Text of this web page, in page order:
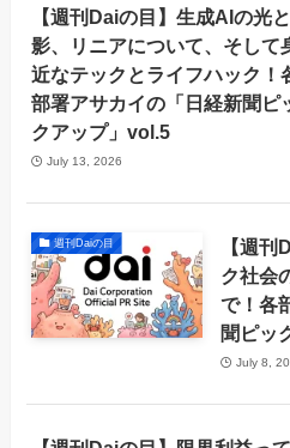
【週刊Daiの目】生成AIの光と
影、リニアについて、そして
近なテックとライフハック！
部署アサカイの「日経新聞ピ
クアップ」vol.5
July 13, 2026
週刊Daiの目
【週
ク社会
で！各
聞ピッ
July 8,